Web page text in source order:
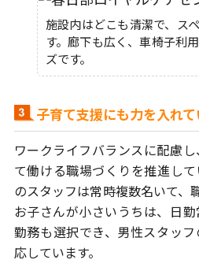
施設内はどこも清潔で、ス
す。廊下も広く、車椅子利
ズです。
子育て支援にも力を入れ
ワークライフバランスに配慮
て働ける職場づくりを推進し
のスタッフは常時複数名いて、
お子さんが小さいうちは、日
勤務も選択でき、男性スタッ
応しています。